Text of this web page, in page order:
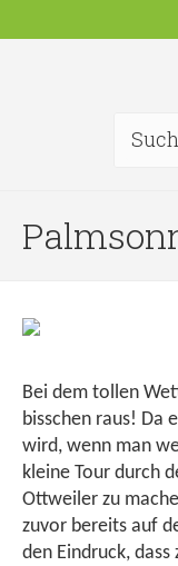
Bei dem tollen
bisschen raus! Da
wird, wenn man
kleine Tour durch
Ottweiler zu
zuvor bereits auf
den Eindruck,